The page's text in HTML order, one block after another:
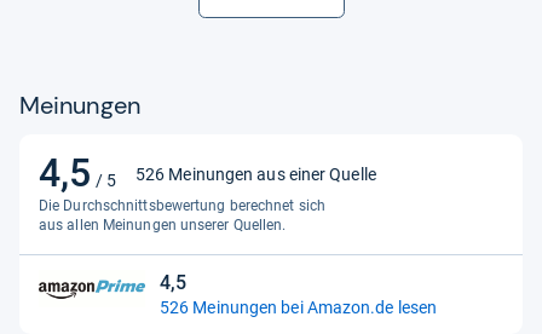
Grafikrechner
Breite
Höhe 18,6 mm
Tiefe 188,5 mm
16 MB
Meinungen
4,5 / 5
4,5
von
5
Sternen
526 Meinungen aus einer Quelle
Die Durchschnittsbewertung berechnet sich
aus allen Meinungen unserer Quellen.
4,5
4,5
von
526 Meinungen bei Amazon.de lesen